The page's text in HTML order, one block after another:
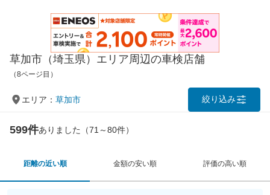
草加市（埼玉県）エリア周辺の車検店舗
（8ページ目）
エリア： 草加市 絞り込み
599件ありました（71～80件）
距離の近い順 金額の安い順 評価の高い順